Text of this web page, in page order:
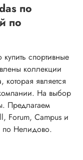
по
по
спортивные
коллекции
является
На выбор
Предлагаем
Forum, Campus и
по Нелидово.